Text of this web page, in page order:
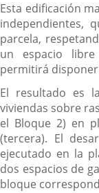
Esta edificación
independientes,
parcela,
un espacio
permitirá
El resultado es
viviendas sobre
el Bloque 2) en
(tercera). El
ejecutado en la
dos espacios de
bloque